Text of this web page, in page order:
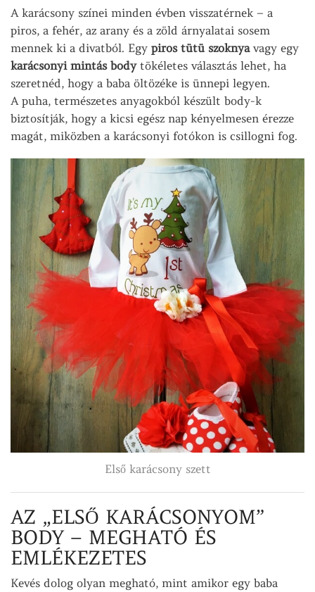
A karácsony színei minden évben visszatérnek – a
piros, a fehér, az arany és a zöld árnyalatai sosem
mennek ki a divatból. Egy piros tütü szoknyavagy egy
karácsonyi mintás bodytökéletes választás lehet, ha
szeretnéd, hogy a baba öltözéke is ünnepi legyen.
A puha, természetes anyagokból készült body-k
biztosítják, hogy a kicsi egész nap kényelmesen érezze
magát, miközben a karácsonyi fotókon is csillogni fog.
Első karácsony szett
AZ „ELSŐ KARÁCSONYOM”
BODY – MEGHATÓ ÉS
EMLÉKEZETES
Kevés dolog olyan megható, mint amikor egy baba